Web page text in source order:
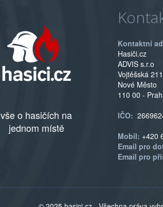
vše o hasičích na
jednom místě
Kontaktní
Hasiči.cz
ADVIS s.r.o
Vojtěšská
Nové Město
110 00 -
IČO:
Mobil: +420
Email pro
Email pro